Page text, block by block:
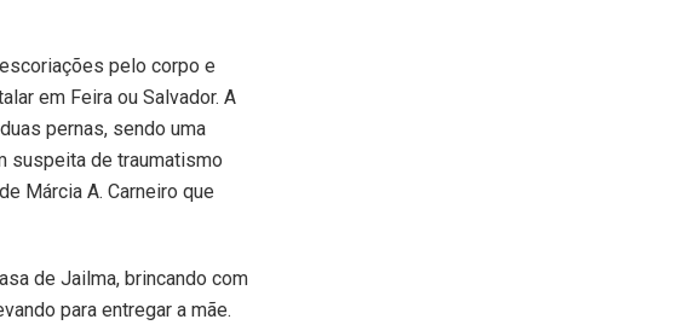
pelo corpo e
em Feira ou Salvador. A
pernas, sendo uma
suspeita de traumatismo
Márcia A. Carneiro que
de Jailma, brincando com
para entregar a mãe.